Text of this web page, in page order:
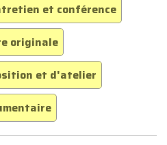
et conférence
originale
et d'atelier